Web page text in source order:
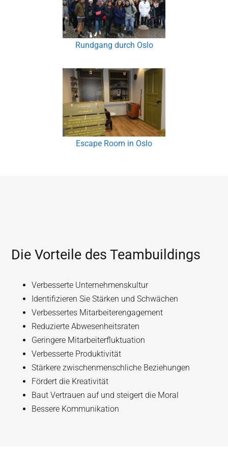
Rundgang durch Oslo
Escape Room in Oslo
Die Vorteile des Teambuildings
Verbesserte Unternehmenskultur
Identifizieren Sie Stärken und Schwächen
Verbessertes Mitarbeiterengagement
Reduzierte Abwesenheitsraten
Geringere Mitarbeiterfluktuation
Verbesserte Produktivität
Stärkere zwischenmenschliche Beziehungen
Fördert die Kreativität
Baut Vertrauen auf und steigert die Moral
Bessere Kommunikation